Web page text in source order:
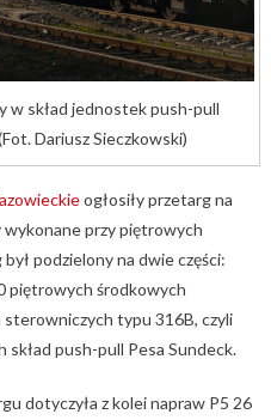
w skład jednostek push-pull
Dariusz Sieczkowski)
ogłosiły przetarg na
wykonane przy piętrowych
podzielony na dwie części:
piętrowych środkowych
typu 316B, czyli
push-pull Pesa Sundeck.
dotyczyła z kolei napraw P5 26